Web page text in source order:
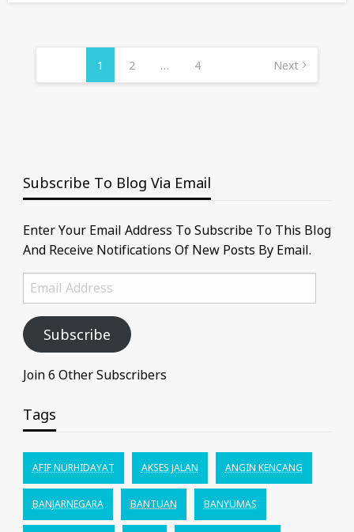
Posts
Pagination
1 2 … 4 Next
Subscribe To Blog Via Email
Enter Your Email Address To Subscribe To This Blog
And Receive Notifications Of New Posts By Email.
Email
Address
Subscribe
Join 6 Other Subscribers
Tags
AFIF NURHIDAYAT AKSES JALAN ANGIN KENCANG
BANJARNEGARA BANTUAN BANYUMAS